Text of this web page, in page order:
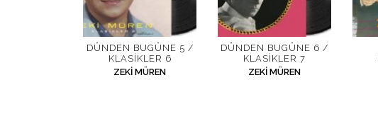
DÜNDEN BUGÜNE 5 /
KLASIKLER 6
ZEKI MÜREN
DÜNDEN BUGÜNE 6 /
KLASIKLER 7
ZEKI MÜREN